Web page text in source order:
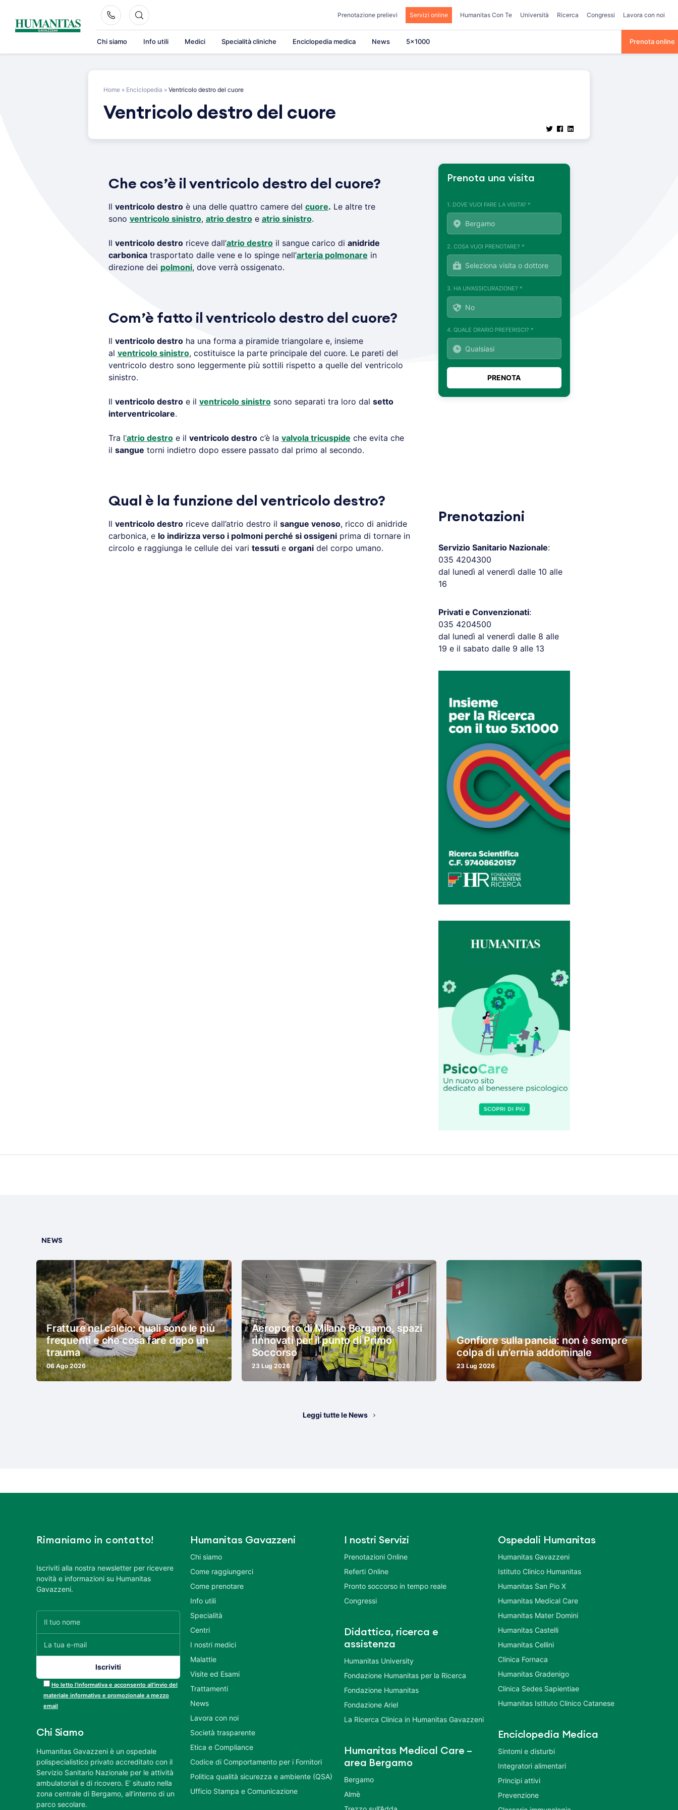
content
Prenotazione prelievi Servizi online Humanitas Con Te Università Ricerca Congressi Lavora con noi
Chi siamo Info utili Medici Specialità cliniche Enciclopedia medica News 5×1000 Prenota online
Home » Enciclopedia » Ventricolo destro del cuore
Ventricolo destro del cuore
Che cos’è il ventricolo destro del cuore?
Il ventricolo destroè una delle quattro camere del cuore. Le altre tre
sono ventricolo sinistro, atrio destroe atrio sinistro.
Il ventricolo destroriceve dall’atrio destroil sangue carico di anidride
carbonicatrasportato dalle vene e lo spinge nell’arteria polmonare in
direzione dei polmoni, dove verrà ossigenato.
Com’è fatto il ventricolo destro del cuore?
Il ventricolo destroha una forma a piramide triangolare e, insieme
al ventricolo sinistro, costituisce la parte principale del cuore. Le pareti del
ventricolo destro sono leggermente più sottili rispetto a quelle del ventricolo
sinistro.
Il ventricolo destroe il ventricolo sinistrosono separati tra loro dal setto
interventricolare.
Tra l’atrio destroe il ventricolo destroc’è la valvola tricuspide che evita che
il sangue torni indietro dopo essere passato dal primo al secondo.
Qual è la funzione del ventricolo destro?
Il ventricolo destroriceve dall’atrio destro il sangue venoso, ricco di anidride
carbonica, e lo indirizza verso i polmoni perché si ossigeniprima di tornare in
circolo e raggiunga le cellule dei vari tessutie organidel corpo umano.
Prenota una visita
1. DOVE VUOI FARE LA VISITA? *
2. COSA VUOI PRENOTARE? *
3. HA UN'ASSICURAZIONE? *
4. QUALE ORARIO PREFERISCI? *
Prenotazioni
Servizio Sanitario Nazionale:
035 4204300
dal lunedì al venerdì dalle 10 alle
16
Privati e Convenzionati:
035 4204500
dal lunedì al venerdì dalle 8 alle
19 e il sabato dalle 9 alle 13
NEWS
Fratture nel calcio: quali sono le più
frequenti e che cosa fare dopo un
trauma
06 Ago 2026
Aeroporto di Milano Bergamo, spazi
rinnovati per il punto di Primo
Soccorso
23 Lug 2026
Gonfiore sulla pancia: non è sempre
colpa di un’ernia addominale
23 Lug 2026
Leggi tutte le News
Rimaniamo in contatto!
Iscriviti alla nostra newsletter per ricevere
novità e informazioni su Humanitas
Gavazzeni.
Ho letto l’informativa e acconsento all’invio del
materiale informativo e promozionale a mezzo
email
Chi Siamo
Humanitas Gavazzeni è un ospedale
polispecialistico privato accreditato con il
Servizio Sanitario Nazionale per le attività
ambulatoriali e di ricovero. E’ situato nella
zona centrale di Bergamo, all’interno di un
parco secolare.
Humanitas Gavazzeni
Chi siamo
Come raggiungerci
Come prenotare
Info utili
Specialità
Centri
I nostri medici
Malattie
Visite ed Esami
Trattamenti
News
Lavora con noi
Società trasparente
Etica e Compliance
Codice di Comportamento per i Fornitori
Politica qualità sicurezza e ambiente (QSA)
Ufficio Stampa e Comunicazione
I nostri Servizi
Prenotazioni Online
Referti Online
Pronto soccorso in tempo reale
Congressi
Didattica, ricerca e
assistenza
Humanitas University
Fondazione Humanitas per la Ricerca
Fondazione Humanitas
Fondazione Ariel
La Ricerca Clinica in Humanitas Gavazzeni
Humanitas Medical Care –
area Bergamo
Bergamo
Almè
Ospedali Humanitas
Humanitas Gavazzeni
Istituto Clinico Humanitas
Humanitas San Pio X
Humanitas Medical Care
Humanitas Mater Domini
Humanitas Castelli
Humanitas Cellini
Clinica Fornaca
Humanitas Gradenigo
Clinica Sedes Sapientiae
Humanitas Istituto Clinico Catanese
Enciclopedia Medica
Sintomi e disturbi
Integratori alimentari
Principi attivi
Prevenzione